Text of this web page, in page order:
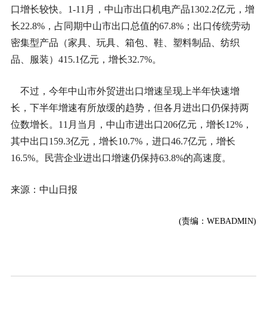
口增长较快。1-11月，中山市出口机电产品1302.2亿元，增
长22.8%，占同期中山市出口总值的67.8%；出口传统劳动
密集型产品（家具、玩具、箱包、鞋、塑料制品、纺织
品、服装）415.1亿元，增长32.7%。
不过，今年中山市外贸进出口增速呈现上半年快速增
长，下半年增速有所放缓的趋势，但各月进出口仍保持两
位数增长。11月当月，中山市进出口206亿元，增长12%，
其中出口159.3亿元，增长10.7%，进口46.7亿元，增长
16.5%。民营企业进出口增速仍保持63.8%的高速度。
来源：中山日报
(责编：WEBADMIN)